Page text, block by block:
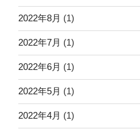
2022年8月 (1)
2022年7月 (1)
2022年6月 (1)
2022年5月 (1)
2022年4月 (1)